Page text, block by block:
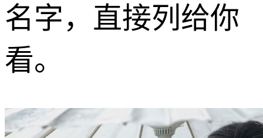
名字，直接列给你
看。